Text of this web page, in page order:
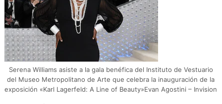
Serena Williams asiste a la gala benéfica del Instituto de Vestuario
del Museo Metropolitano de Arte que celebra la inauguración de la
exposición «Karl Lagerfeld: A Line of Beauty»Evan Agostini – Invision